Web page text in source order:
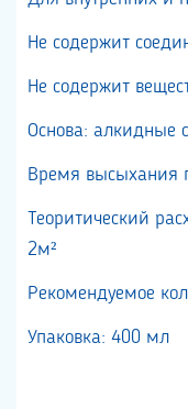
Не содержит
Не содержит
Основа: алкидные
Время высыхания
Теоритический
2м²
Рекомендуемое
Упаковка: 400 мл